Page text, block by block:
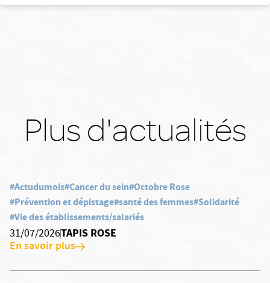
Plus d'actualités
#Actudumois#Cancer du sein#Octobre Rose
#Prévention et dépistage#santé des femmes#Solidarité
#Vie des établissements/salariés
31/07/2026TAPIS ROSE
En savoir plus